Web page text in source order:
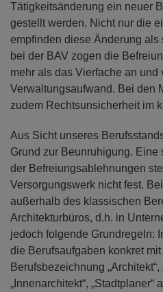
Tätigkeitsänderung ein neuer
gestellt werden. Nicht nur die
empfinden diese Änderung als
bei der BAV zogen die
mehr als das Vierfache an und
Verwaltungsaufwand. Bei den
zudem Rechtsunsicherheit im
Aus Sicht unseres
Grund zur Beunruhigung. Eine
der Befreiungsablehnungen
Versorgungswerk nicht fest.
außerhalb des klassischen
Architekturbüros, d.h. in
jedoch folgende Grundregeln:
die Berufsaufgaben konkret mit
Berufsbezeichnung
„Innenarchitekt“,